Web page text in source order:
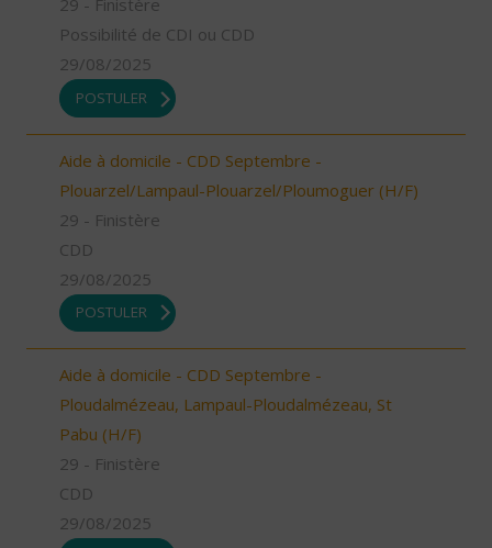
29 - Finistère
Possibilité de CDI ou CDD
29/08/2025
POSTULER
Aide à domicile - CDD Septembre -
Plouarzel/Lampaul-Plouarzel/Ploumoguer (H/F)
29 - Finistère
CDD
29/08/2025
POSTULER
Aide à domicile - CDD Septembre -
Ploudalmézeau, Lampaul-Ploudalmézeau, St
Pabu (H/F)
29 - Finistère
CDD
29/08/2025